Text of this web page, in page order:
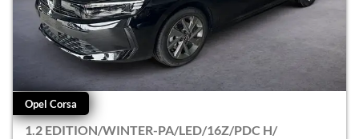
Opel Corsa
1.2 EDITION/WINTER-PA/LED/16Z/PDC H/